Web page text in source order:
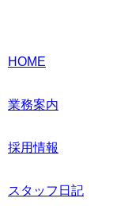
HOME
業務案内
採用情報
スタッフ日記